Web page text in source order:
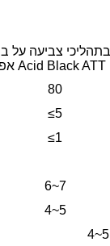
80
≤5
≤1
6~7
4~5
4~5